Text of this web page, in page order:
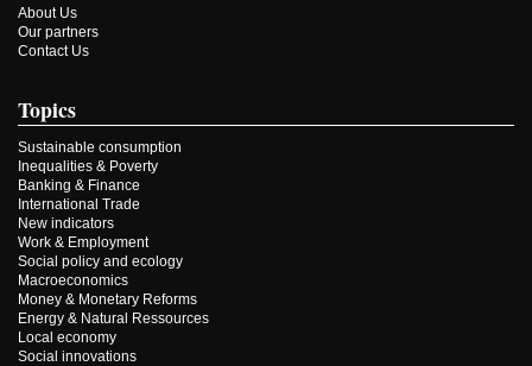
About Us
Our partners
Contact Us
Topics
Sustainable consumption
Inequalities & Poverty
Banking & Finance
International Trade
New indicators
Work & Employment
Social policy and ecology
Macroeconomics
Money & Monetary Reforms
Energy & Natural Ressources
Local economy
Social innovations